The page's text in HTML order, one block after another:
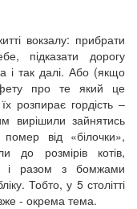
вокзалу: прибрати
підказати дорогу
і так далі. Або (якщо
про те який це
розпирає гордість –
вирішили зайнятись
від «білочки»,
до розмірів котів,
і разом з бомжами
Тобто, у 5 столітті
- окрема тема.